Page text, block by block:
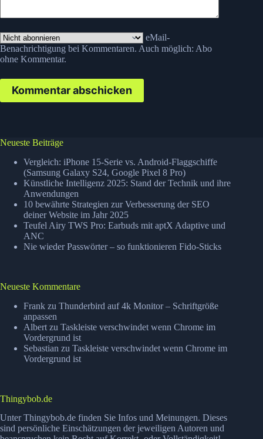
eMail-
Benachrichtigung bei Kommentaren. Auch möglich: Abo
ohne Kommentar.
Kommentar abschicken
Neueste Beiträge
Vergleich: iPhone 15-Serie vs. Android-Flaggschiffe
(Samsung Galaxy S24, Google Pixel 8 Pro)
Künstliche Intelligenz 2025: Stand der Technik und ihre
Anwendungen
10 bewährte Strategien zur Verbesserung der SEO
deiner Website im Jahr 2025
Teufel Airy TWS Pro: Earbuds mit aptX Adaptive und
ANC
Nie wieder Passwörter – so funktionieren Fido-Sticks
Neueste Kommentare
Frank zu Thunderbird auf 4k Monitor – Schriftgröße
anpassen
Albert zu Taskleiste verschwindet wenn Chrome im
Vordergrund ist
Sebastian zu Taskleiste verschwindet wenn Chrome im
Vordergrund ist
Thingybob.de
Unter Thingybob.de finden Sie Infos und Meinungen. Dieses
sind persönliche Einschätzungen der jeweiligen Autoren und